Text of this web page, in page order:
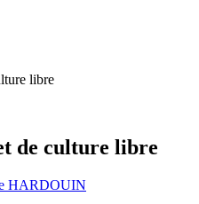
libre
de culture libre
HARDOUIN